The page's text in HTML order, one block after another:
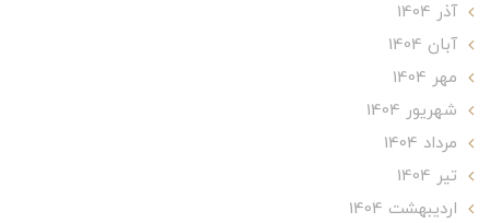
آذر 1404
آبان 1404
مهر 1404
شهریور 1404
مرداد 1404
تير 1404
ارديبهشت 1404